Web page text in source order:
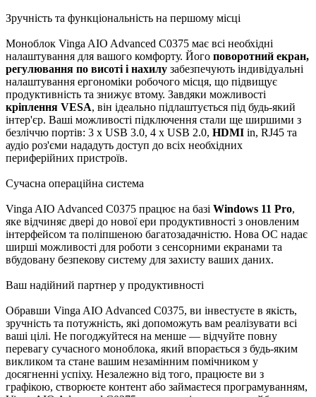
Зручність та функціональність на першому місці
Моноблок Vinga AIO Advanced C0375 має всі необхідні
налаштування для вашого комфорту. Його поворотний екран,
регулювання по висоті і нахилу забезпечують індивідуальні
налаштування ергономіки робочого місця, що підвищує
продуктивність та знижує втому. Завдяки можливості
кріплення VESA, він ідеально підлаштується під будь-який
інтер'єр. Ваші можливості підключення стали ще ширшими з
безліччю портів: 3 x USB 3.0, 4 x USB 2.0, HDMI in, RJ45 та
аудіо роз'єми нададуть доступ до всіх необхідних
периферійних пристроїв.
Сучасна операційна система
Vinga AIO Advanced C0375 працює на базі Windows 11 Pro,
яке відчиняє двері до нової ери продуктивності з оновленим
інтерфейсом та поліпшеною багатозадачністю. Нова ОС надає
ширші можливості для роботи з сенсорними екранами та
вбудовану безпекову систему для захисту ваших даних.
Ваш надійний партнер у продуктивності
Обравши Vinga AIO Advanced C0375, ви інвестуєте в якість,
зручність та потужність, які допоможуть вам реалізувати всі
ваші цілі. Не погоджуйтеся на менше — відчуйте повну
перевагу сучасного моноблока, який впорається з будь-яким
викликом та стане вашим незамінним помічником у
досягненні успіху. Незалежно від того, працюєте ви з
графікою, створюєте контент або займаєтеся програмуванням,